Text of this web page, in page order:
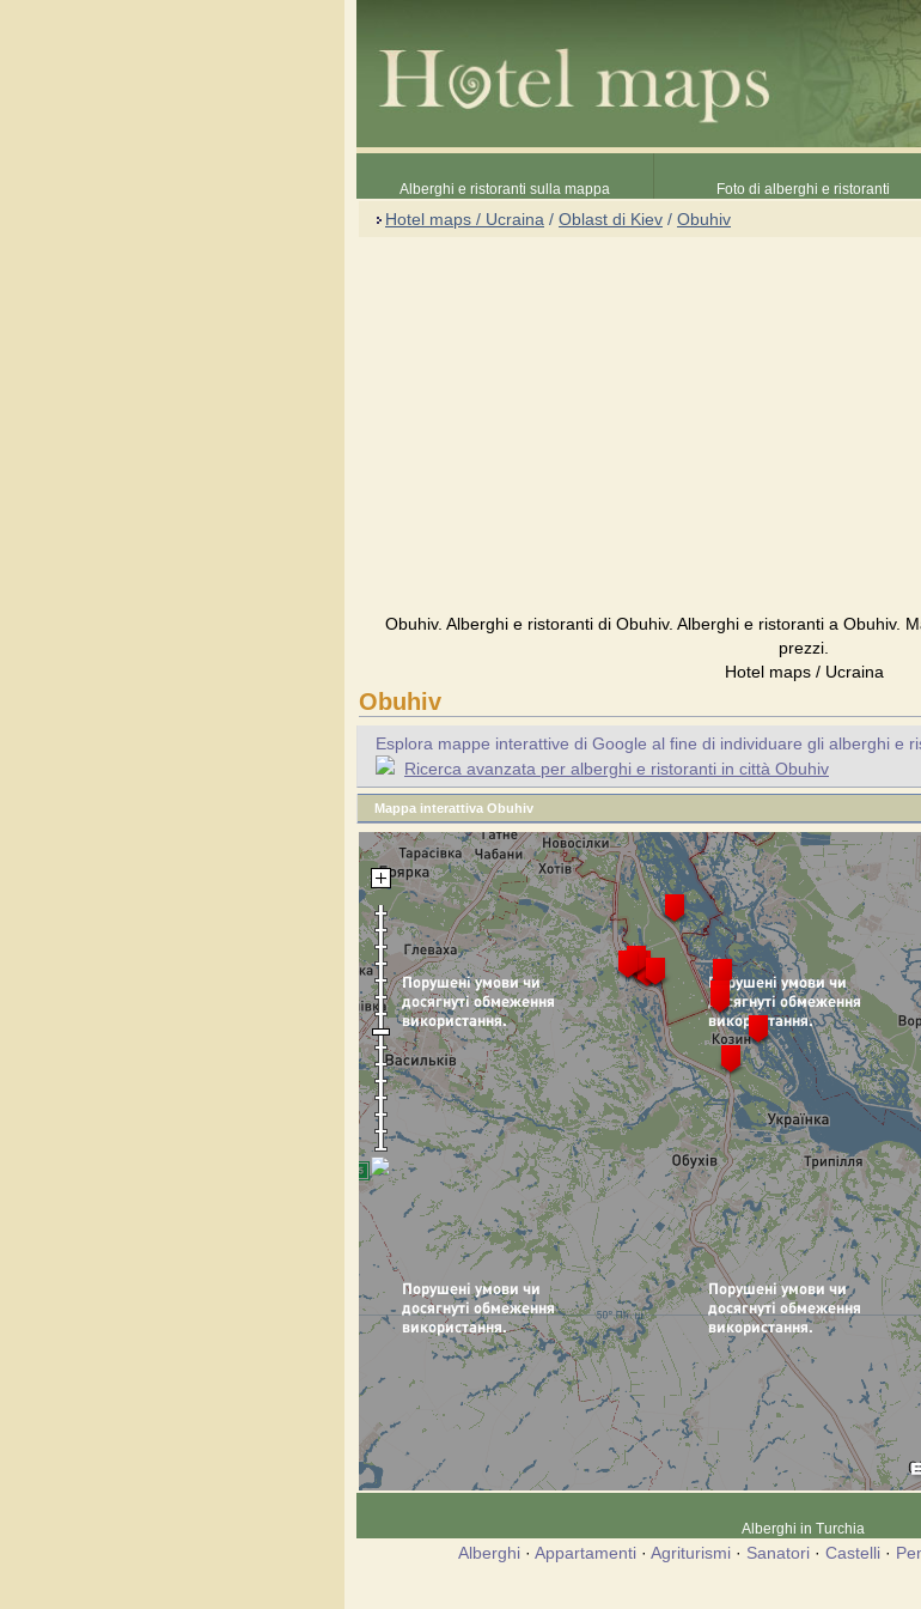
Alberghi e ristoranti sulla mappa Foto di alberghi e ristoranti
Hotel maps / Ucraina / Oblast di Kiev / Obuhiv
Obuhiv. Alberghi e ristoranti di Obuhiv. Alberghi e ristoranti a Obuhiv.
prezzi.
Hotel maps / Ucraina
Obuhiv
Esplora mappe interattive di Google al fine di individuare gli alberghi e
Ricerca avanzata per alberghi e ristoranti in città Obuhiv
Mappa interattiva Obuhiv
Alberghi in Turchia
Alberghi · Appartamenti · Agriturismi · Sanatori · Castelli ·